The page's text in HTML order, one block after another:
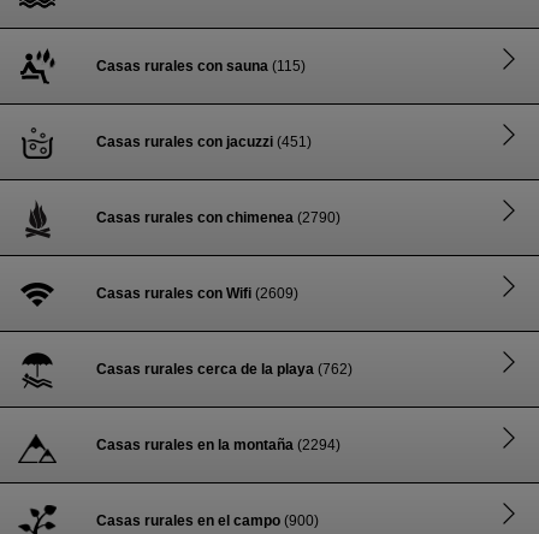
Casas rurales con sauna (115)
Casas rurales con jacuzzi (451)
Casas rurales con chimenea (2790)
Casas rurales con Wifi (2609)
Casas rurales cerca de la playa (762)
Casas rurales en la montaña (2294)
Casas rurales en el campo (900)